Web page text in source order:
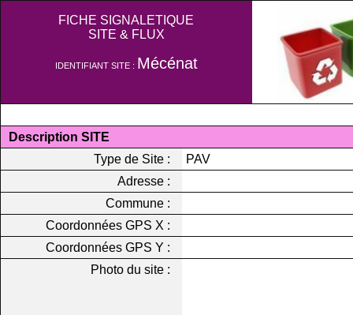
FICHE SIGNALETIQUE
SITE & FLUX
IDENTIFIANT SITE : Mécénat
Description SITE
Type de Site :
PAV
Adresse :
Commune :
Coordonnées GPS X :
Coordonnées GPS Y :
Photo du site :